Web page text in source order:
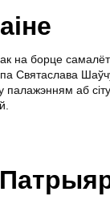
на борце
Святаслава
аб